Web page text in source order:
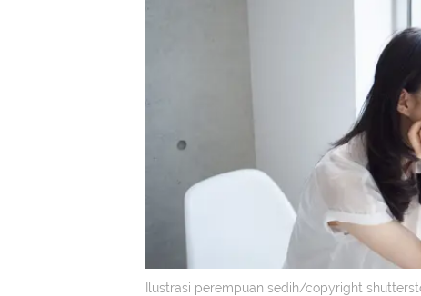
Ilustrasi perempuan sedih/copyright